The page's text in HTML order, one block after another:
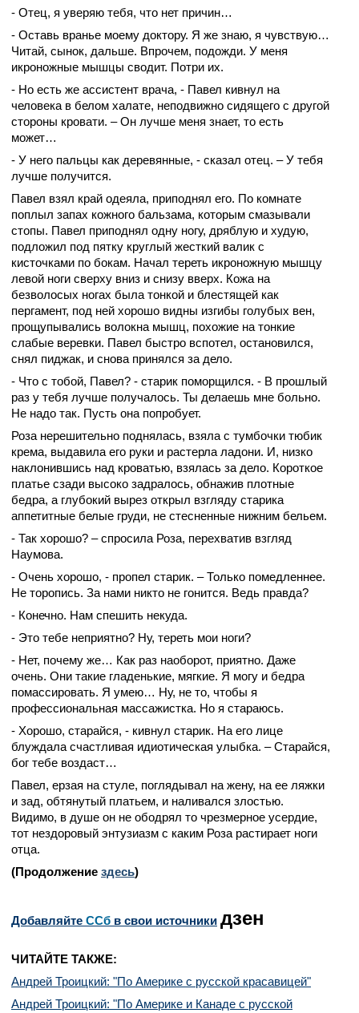
- Отец, я уверяю тебя, что нет причин…
- Оставь вранье моему доктору. Я же знаю, я чувствую…
Читай, сынок, дальше. Впрочем, подожди. У меня
икроножные мышцы сводит. Потри их.
- Но есть же ассистент врача, - Павел кивнул на
человека в белом халате, неподвижно сидящего с другой
стороны кровати. – Он лучше меня знает, то есть
может…
- У него пальцы как деревянные, - сказал отец. – У тебя
лучше получится.
Павел взял край одеяла, приподнял его. По комнате
поплыл запах кожного бальзама, которым смазывали
стопы. Павел приподнял одну ногу, дряблую и худую,
подложил под пятку круглый жесткий валик с
кисточками по бокам. Начал тереть икроножную мышцу
левой ноги сверху вниз и снизу вверх. Кожа на
безволосых ногах была тонкой и блестящей как
пергамент, под ней хорошо видны изгибы голубых вен,
прощупывались волокна мышц, похожие на тонкие
слабые веревки. Павел быстро вспотел, остановился,
снял пиджак, и снова принялся за дело.
- Что с тобой, Павел? - старик поморщился. - В прошлый
раз у тебя лучше получалось. Ты делаешь мне больно.
Не надо так. Пусть она попробует.
Роза нерешительно поднялась, взяла с тумбочки тюбик
крема, выдавила его руки и растерла ладони. И, низко
наклонившись над кроватью, взялась за дело. Короткое
платье сзади высоко задралось, обнажив плотные
бедра, а глубокий вырез открыл взгляду старика
аппетитные белые груди, не стесненные нижним бельем.
- Так хорошо? – спросила Роза, перехватив взгляд
Наумова.
- Очень хорошо, - пропел старик. – Только помедленнее.
Не торопись. За нами никто не гонится. Ведь правда?
- Конечно. Нам спешить некуда.
- Это тебе неприятно? Ну, тереть мои ноги?
- Нет, почему же… Как раз наоборот, приятно. Даже
очень. Они такие гладенькие, мягкие. Я могу и бедра
помассировать. Я умею… Ну, не то, чтобы я
профессиональная массажистка. Но я стараюсь.
- Хорошо, старайся, - кивнул старик. На его лице
блуждала счастливая идиотическая улыбка. – Старайся,
бог тебе воздаст…
Павел, ерзая на стуле, поглядывал на жену, на ее ляжки
и зад, обтянутый платьем, и наливался злостью.
Видимо, в душе он не ободрял то чрезмерное усердие,
тот нездоровый энтузиазм с каким Роза растирает ноги
отца.
(Продолжение здесь)
Добавляйте CСб в свои источники дзен
ЧИТАЙТЕ ТАКЖЕ:
Андрей Троицкий: "По Америке с русской красавицей"
Андрей Троицкий: "По Америке и Канаде с русской